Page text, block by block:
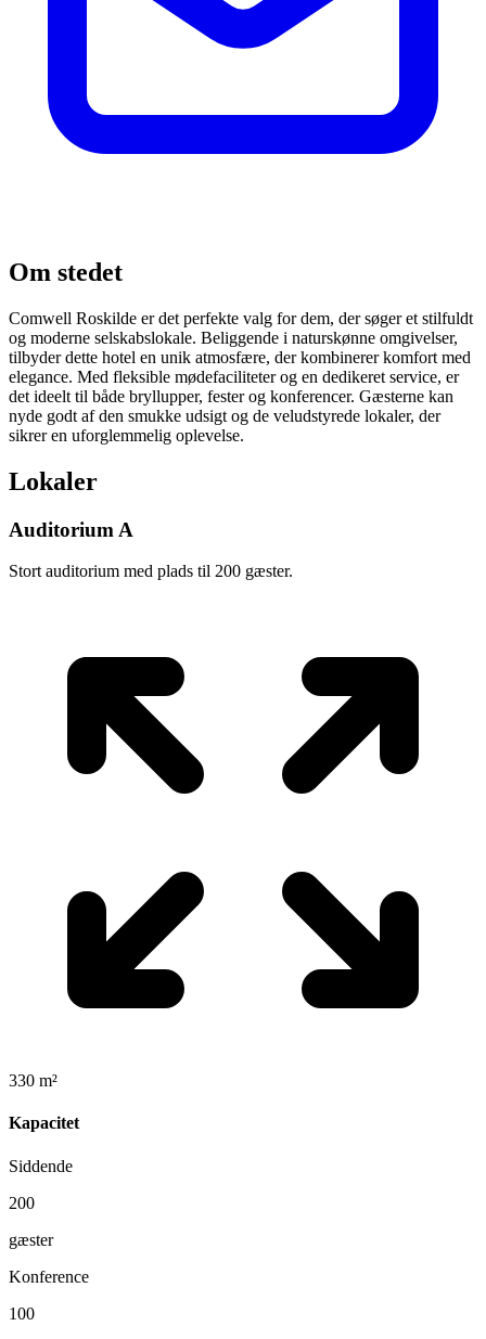
Om stedet
Comwell Roskilde er det perfekte valg for dem, der søger et stilfuldt
og moderne selskabslokale. Beliggende i naturskønne omgivelser,
tilbyder dette hotel en unik atmosfære, der kombinerer komfort med
elegance. Med fleksible mødefaciliteter og en dedikeret service, er
det ideelt til både bryllupper, fester og konferencer. Gæsterne kan
nyde godt af den smukke udsigt og de veludstyrede lokaler, der
sikrer en uforglemmelig oplevelse.
Lokaler
Auditorium A
Stort auditorium med plads til 200 gæster.
330 m²
Kapacitet
Siddende
200
gæster
Konference
100